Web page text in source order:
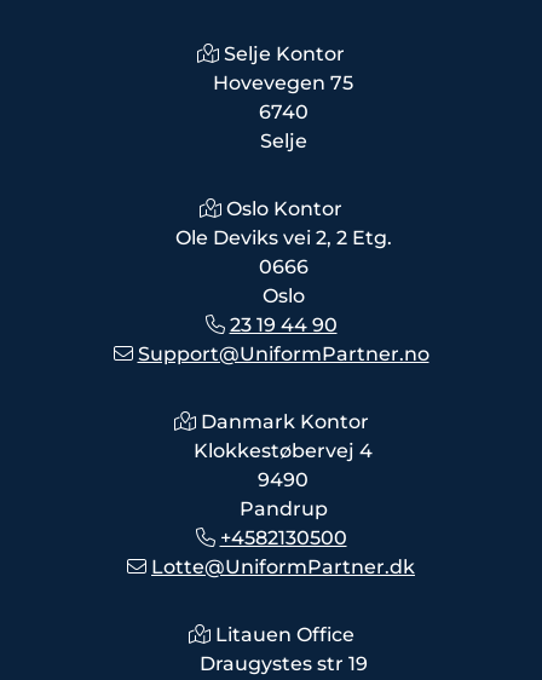
Selje Kontor
Hovevegen 75
6740
Selje
Oslo Kontor
Ole Deviks vei 2, 2 Etg.
0666
Oslo
23 19 44 90
Support@UniformPartner.no
Danmark Kontor
Klokkestøbervej 4
9490
Pandrup
+4582130500
Lotte@UniformPartner.dk
Litauen Office
Draugystes str 19